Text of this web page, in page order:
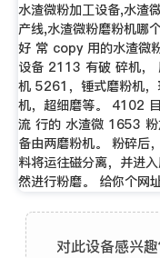
水渣微粉加工设备,水渣
产线,水渣微粉磨粉机哪
好 常 copy 用的水渣微
设备 2113 有破 碎机，
机 5261，锤式磨粉机
机，超细磨等。 4102 目
流 行的 水渣微 1653 粉
备由两磨粉机。 粉碎后
料将运往磁分离，并进
然进行粉磨。 给你个网
对此设备感兴